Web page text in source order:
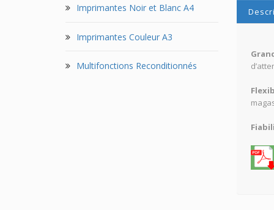
Imprimantes Noir et Blanc A4
Imprimantes Couleur A3
Multifonctions Reconditionnés